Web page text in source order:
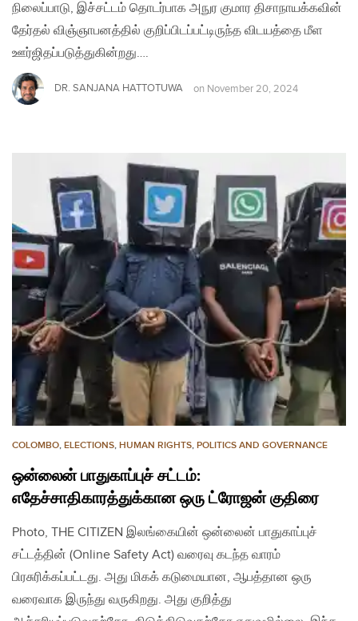
நிலைப்பாடு, இச்சட்டம் தொடர்பாக அநுர குமார திசாநாயக்கவின்
தேர்தல் விஞ்ஞாபனத்தில் குறிப்பிடப்பட்டிருந்த விடயத்தை மீள
ஊர்ஜிதப்படுத்துகின்றது….
DR. SANJANA HATTOTUWA on November 20, 2024
COLOMBO, ELECTIONS, HUMAN RIGHTS, POLITICS AND GOVERNANCE
ஒன்லைன் பாதுகாப்புச் சட்டம்:
எதேச்சாதிகாரத்துக்கான ஒரு ட்ரோஜன் குதிரை
Photo, THE CITIZEN இலங்கையின் ஒன்லைன் பாதுகாப்புச்
சட்டத்தின் (Online Safety Act) வரைவு கடந்த வாரம்
பிரசுரிக்கப்பட்டது. அது மிகக் கடுமையான, ஆபத்தான ஒரு
வரைவாக இருந்து வருகிறது. அது குறித்து